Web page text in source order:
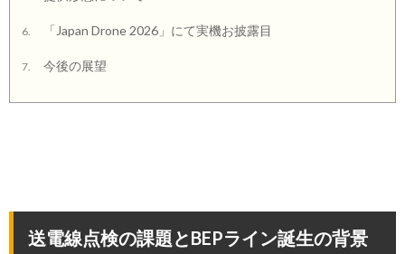
6. 「Japan Drone 2026」にて実機お披露目
7. 今後の展望
送電線点検の課題とBEPライン誕生の背景